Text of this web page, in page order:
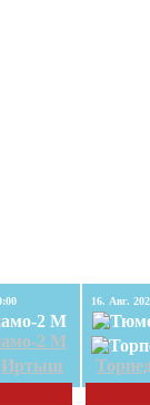
2026 10:00
2 М
Иртыш